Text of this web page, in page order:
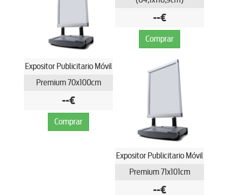
Expositor Publicitario Móvil
Premium 70x100cm
--€
Comprar
--€
Comprar
Expositor Publicitario Móvil
Premium 71x101cm
--€